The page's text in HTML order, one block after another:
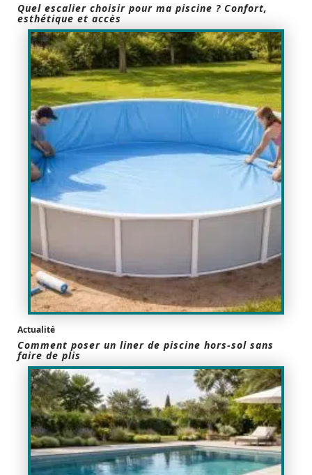
Quel escalier choisir pour ma piscine ? Confort,
esthétique et accès
Actualité
Comment poser un liner de piscine hors-sol sans
faire de plis